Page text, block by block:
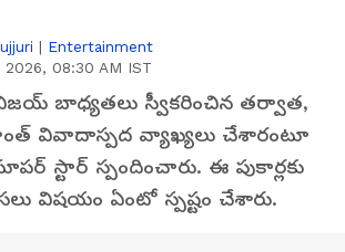
| Entertainment
2026, 08:30 AM IST
బాధ్యతలు స్వీకరించిన తర్వాత,
వివాదాస్పద వ్యాఖ్యలు చేశారంటూ
స్టార్ స్పందించారు. ఈ పుకార్లకు
విషయం ఏంటో స్పష్టం చేశారు.